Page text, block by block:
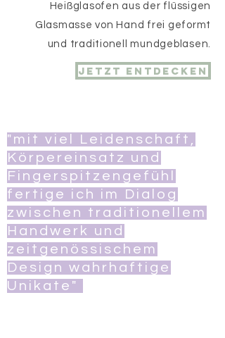
Heißglasofen aus der flüssigen
Glasmasse von Hand frei geformt
und traditionell mundgeblasen.
jetzt entdecken
"mit viel Leidenschaft,
Körpereinsatz und
Fingerspitzengefühl
fertige ich im Dialog
zwischen traditionellem
Handwerk und
zeitgenössischem
Design wahrhaftige
Unikate"